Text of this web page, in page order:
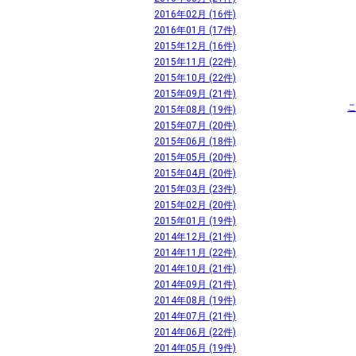
2016年02月 (16件)
2016年01月 (17件)
2015年12月 (16件)
2015年11月 (22件)
2015年10月 (22件)
2015年09月 (21件)
2015年08月 (19件)
2015年07月 (20件)
2015年06月 (18件)
2015年05月 (20件)
2015年04月 (20件)
2015年03月 (23件)
2015年02月 (20件)
2015年01月 (19件)
2014年12月 (21件)
2014年11月 (22件)
2014年10月 (21件)
2014年09月 (21件)
2014年08月 (19件)
2014年07月 (21件)
2014年06月 (22件)
2014年05月 (19件)